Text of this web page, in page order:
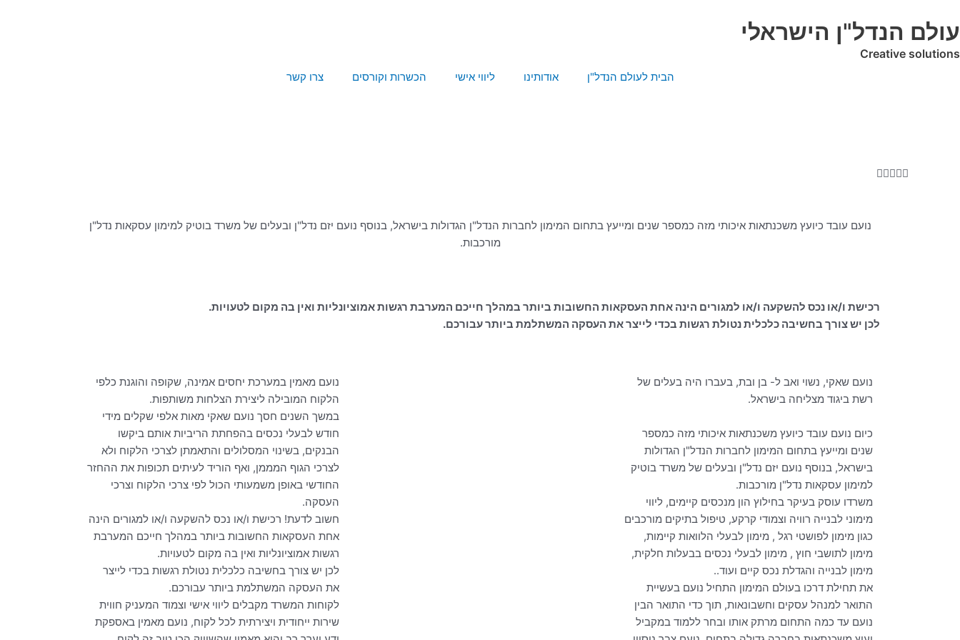
לתוכן
עולם הנדל"ן הישראלי
Creative solutions
הבית לעולם הנדל"ן אודותינו ליווי אישי הכשרות וקורסים צרו קשר

נועם עובד כיועץ משכנתאות איכותי מזה כמספר שנים ומייעץ בתחום המימון לחברות הנדל"ן הגדולות בישראל, בנוסף נועם יזם נדל"ן ובעלים של משרד בוטיק למימון עסקאות נדל"ן
מורכבות.
רכישת ו/או נכס להשקעה ו/או למגורים הינה אחת העסקאות החשובות ביותר במהלך חייכם המערבת רגשות אמוציונליות ואין בה מקום לטעויות.
לכן יש צורך בחשיבה כלכלית נטולת רגשות בכדי לייצר את העסקה המשתלמת ביותר עבורכם.
נועם שאקי, נשוי ואב ל- בן ובת, בעברו היה בעלים של
רשת ביגוד מצליחה בישראל.
כיום נועם עובד כיועץ משכנתאות איכותי מזה כמספר
שנים ומייעץ בתחום המימון לחברות הנדל"ן הגדולות
בישראל, בנוסף נועם יזם נדל"ן ובעלים של משרד בוטיק
למימון עסקאות נדל"ן מורכבות.
משרדו עוסק בעיקר בחילוץ הון מנכסים קיימים, ליווי
מימוני לבנייה רוויה וצמודי קרקע, טיפול בתיקים מורכבים
כגון מימון לפושטי רגל , מימון לבעלי הלוואות קיימות,
מימון לתושבי חוץ , מימון לבעלי נכסים בבעלות חלקית,
מימון לבנייה והגדלת נכס קיים ועוד..
את תחילת דרכו בעולם המימון התחיל נועם בעשיית
התואר למנהל עסקים וחשבונאות, תוך כדי התואר הבין
נועם עד כמה התחום מרתק אותו ובחר ללמוד במקביל
נועם מאמין במערכת יחסים אמינה, שקופה והוגנת כלפי
הלקוח המובילה ליצירת הצלחות משותפות.
במשך השנים חסך נועם שאקי מאות אלפי שקלים מידי
חודש לבעלי נכסים בהפחתת הריביות אותם ביקשו
הבנקים, בשינוי המסלולים והתאמתן לצרכי הלקוח ולא
לצרכי הגוף המממן, ואף הוריד לעיתים תכופות את ההחזר
החודשי באופן משמעותי הכול לפי צרכי הלקוח וצרכי
העסקה.
חשוב לדעת! רכישת ו/או נכס להשקעה ו/או למגורים הינה
אחת העסקאות החשובות ביותר במהלך חייכם המערבת
רגשות אמוציונליות ואין בה מקום לטעויות.
לכן יש צורך בחשיבה כלכלית נטולת רגשות בכדי לייצר
את העסקה המשתלמת ביותר עבורכם.
לקוחות המשרד מקבלים ליווי אישי וצמוד המעניק חווית
שירות ייחודית ויצירתית לכל לקוח, נועם מאמין באספקת